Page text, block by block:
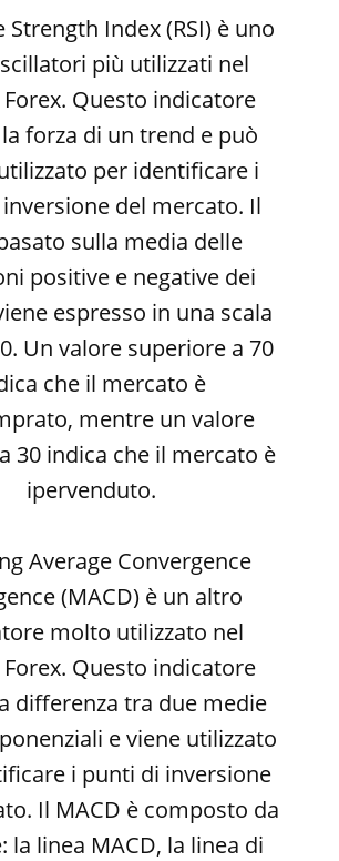
Strength Index (RSI) è uno
più utilizzati nel
Questo indicatore
forza di un trend e può
per identificare i
del mercato. Il
sulla media delle
positive e negative dei
espresso in una scala
Un valore superiore a 70
che il mercato è
mentre un valore
30 indica che il mercato è
ipervenduto.
Average Convergence
(MACD) è un altro
molto utilizzato nel
Questo indicatore
differenza tra due medie
e viene utilizzato
i punti di inversione
Il MACD è composto da
la linea MACD, la linea di